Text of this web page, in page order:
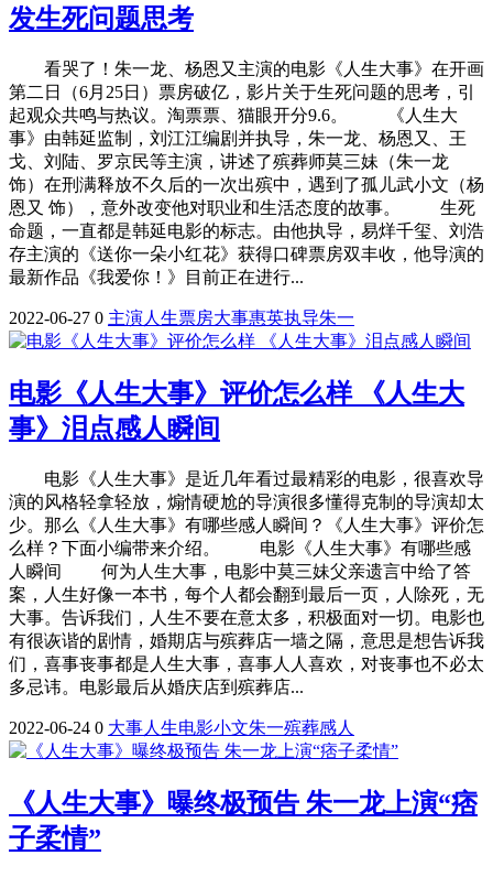
发生死问题思考
看哭了！朱一龙、杨恩又主演的电影《人生大事》在开画
第二日（6月25日）票房破亿，影片关于生死问题的思考，引
起观众共鸣与热议。淘票票、猫眼开分9.6。 《人生大
事》由韩延监制，刘江江编剧并执导，朱一龙、杨恩又、王
戈、刘陆、罗京民等主演，讲述了殡葬师莫三妹（朱一龙
饰）在刑满释放不久后的一次出殡中，遇到了孤儿武小文（杨
恩又 饰），意外改变他对职业和生活态度的故事。 生死
命题，一直都是韩延电影的标志。由他执导，易烊千玺、刘浩
存主演的《送你一朵小红花》获得口碑票房双丰收，他导演的
最新作品《我爱你！》目前正在进行...
2022-06-27 0 主演人生票房大事惠英执导朱一
电影《人生大事》评价怎么样 《人生大
事》泪点感人瞬间
电影《人生大事》是近几年看过最精彩的电影，很喜欢导
演的风格轻拿轻放，煽情硬尬的导演很多懂得克制的导演却太
少。那么《人生大事》有哪些感人瞬间？《人生大事》评价怎
么样？下面小编带来介绍。 电影《人生大事》有哪些感
人瞬间 何为人生大事，电影中莫三妹父亲遗言中给了答
案，人生好像一本书，每个人都会翻到最后一页，人除死，无
大事。告诉我们，人生不要在意太多，积极面对一切。电影也
有很诙谐的剧情，婚期店与殡葬店一墙之隔，意思是想告诉我
们，喜事丧事都是人生大事，喜事人人喜欢，对丧事也不必太
多忌讳。电影最后从婚庆店到殡葬店...
2022-06-24 0 大事人生电影小文朱一殡葬感人
《人生大事》曝终极预告 朱一龙上演“痞
子柔情”